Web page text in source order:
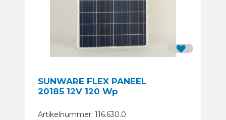
SUNWARE FLEX PANEEL
20185 12V 120 Wp
Artikelnummer: 116.630.0